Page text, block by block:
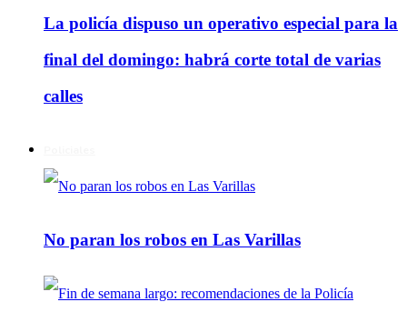
La policía dispuso un operativo especial para la
final del domingo: habrá corte total de varias
calles
No paran los robos en Las Varillas